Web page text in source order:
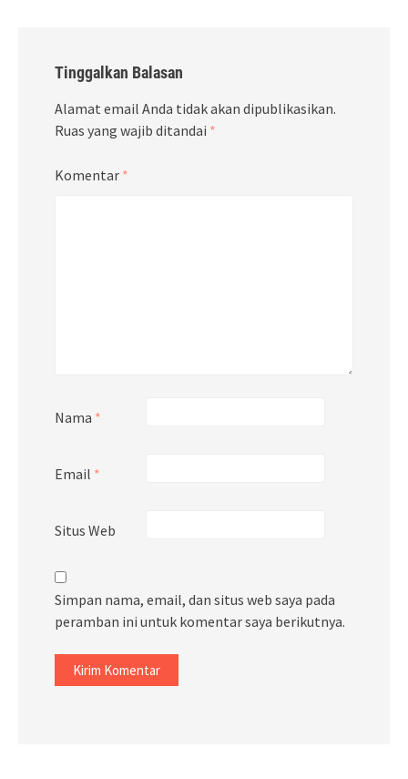
Tinggalkan Balasan
Alamat email Anda tidak akan dipublikasikan.
Ruas yang wajib ditandai *
Komentar *
Nama *
Email *
Situs Web
Simpan nama, email, dan situs web saya pada
peramban ini untuk komentar saya berikutnya.